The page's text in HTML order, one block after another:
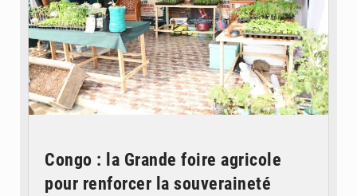
Congo : la Grande foire agricole
pour renforcer la souveraineté